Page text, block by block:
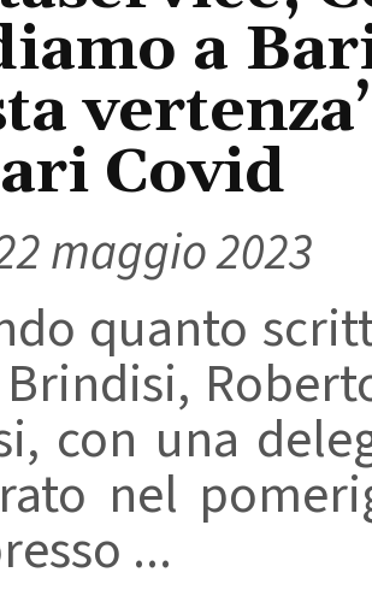
a
Covid
maggio 2023
quanto
con una
nel
...